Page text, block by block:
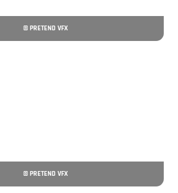
© PRETEND VFX
© PRETEND VFX